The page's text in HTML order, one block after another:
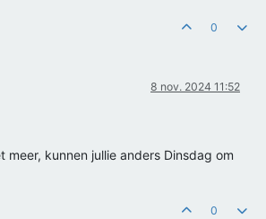
0
8 nov. 2024 11:52
meer, kunnen jullie anders Dinsdag om
0